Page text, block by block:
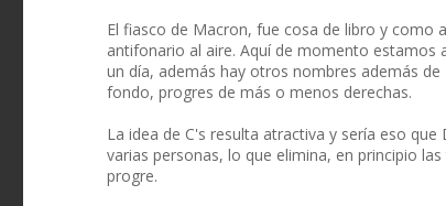
El fiasco de Macron, fue cosa de libro y como
antifonario al aire. Aquí de momento estamos
un día, además hay otros nombres además
fondo, progres de más o menos derechas.
La idea de C's resulta atractiva y sería eso
varias personas, lo que elimina, en principio
progre.